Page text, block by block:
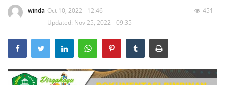
GEOGRAFIS DAERAH
DEMOGRAFI
winda Oct 10, 2022 - 12:46
Updated: Nov 25, 2022 - 09:35
451